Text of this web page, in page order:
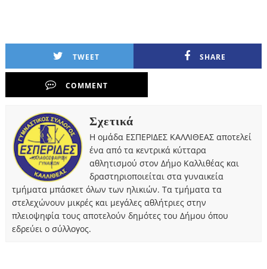
TWEET SHARE
COMMENT
Σχετικά
Η ομάδα ΕΣΠΕΡΙΔΕΣ ΚΑΛΛΙΘΕΑΣ αποτελεί
ένα από τα κεντρικά κύτταρα
αθλητισμού στον Δήμο Καλλιθέας και
δραστηριοποιείται στα γυναικεία
τμήματα μπάσκετ όλων των ηλικιών. Τα τμήματα τα
στελεχώνουν μικρές και μεγάλες αθλήτριες στην
πλειοψηφία τους αποτελούν δημότες του Δήμου όπου
εδρεύει ο σύλλογος.